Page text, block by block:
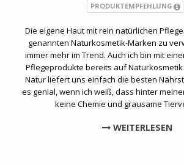
PRODUKTEMPFEHLUNG
Die eigene Haut mit rein natürlichen
genannten Naturkosmetik-Marken zu
immer mehr im Trend. Auch ich bin mit
Pflegeprodukte bereits auf Naturkosmetik
Natur liefert uns einfach die besten
es genial, wenn ich weiß, dass hinter
keine Chemie und grausame
WEITERLESEN